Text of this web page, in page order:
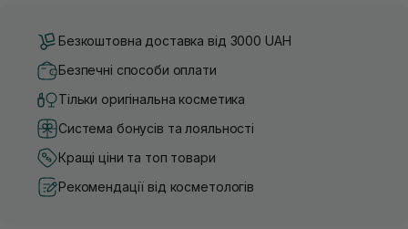
Безкоштовна доставка від 3000 UAH
Безпечні способи оплати
Тільки оригінальна косметика
Система бонусів та лояльності
Кращі ціни та топ товари
Рекомендації від косметологів